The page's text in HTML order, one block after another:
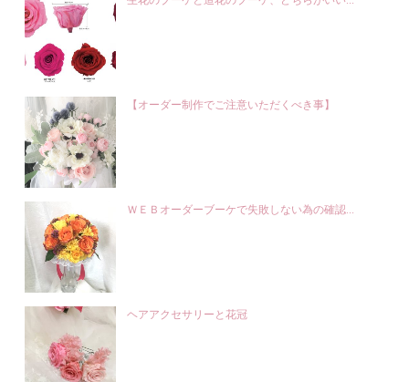
【オーダー制作でご注意いただくべき事】
ＷＥＢオーダーブーケで失敗しない為の確認...
ヘアアクセサリーと花冠